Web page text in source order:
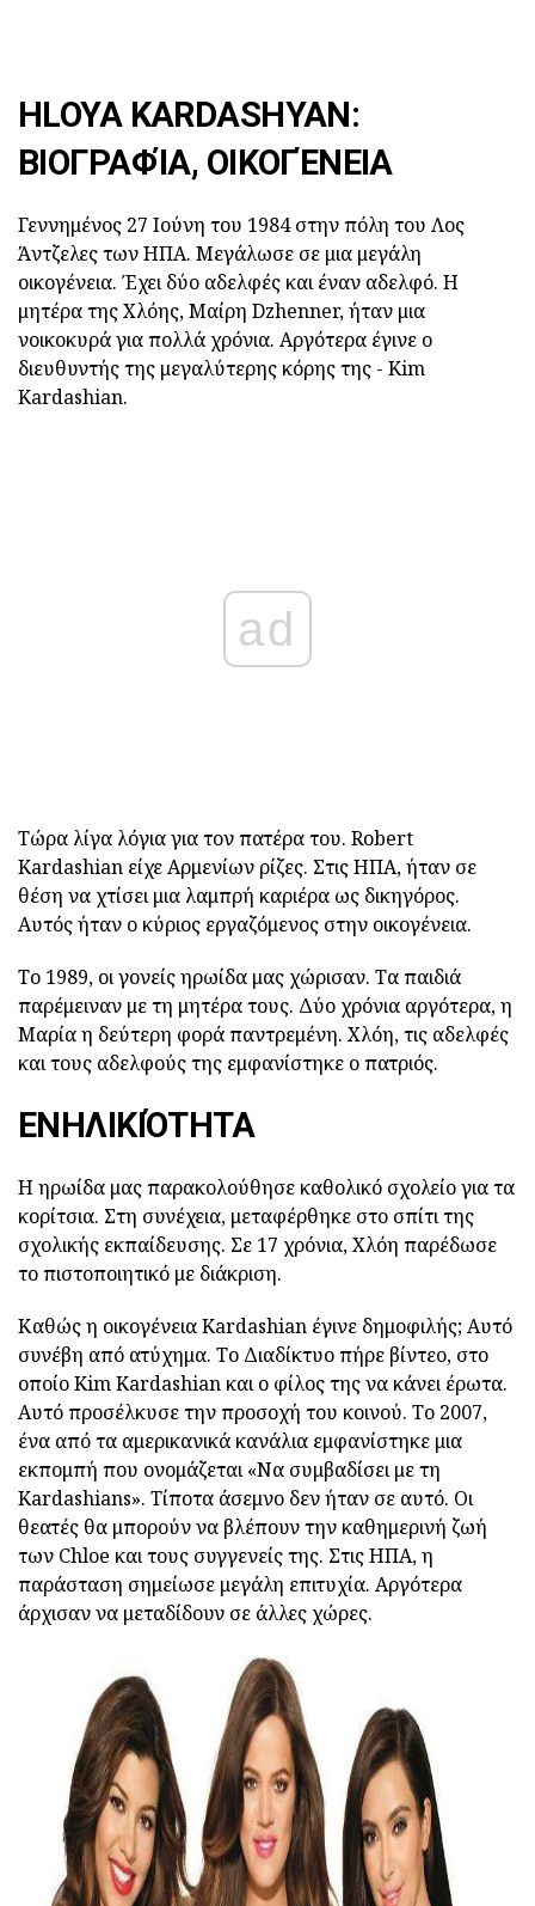
HLOYA KARDASHYAN:
ΒΙΟΓΡΑΦΊΑ, ΟΙΚΟΓΈΝΕΙΑ
Γεννημένος 27 Ιούνη του 1984 στην πόλη του Λος
Άντζελες των ΗΠΑ. Μεγάλωσε σε μια μεγάλη
οικογένεια. Έχει δύο αδελφές και έναν αδελφό. Η
μητέρα της Χλόης, Μαίρη Dzhenner, ήταν μια
νοικοκυρά για πολλά χρόνια. Αργότερα έγινε ο
διευθυντής της μεγαλύτερης κόρης της - Kim
Kardashian.
ad
Τώρα λίγα λόγια για τον πατέρα του. Robert
Kardashian είχε Αρμενίων ρίζες. Στις ΗΠΑ, ήταν σε
θέση να χτίσει μια λαμπρή καριέρα ως δικηγόρος.
Αυτός ήταν ο κύριος εργαζόμενος στην οικογένεια.
Το 1989, οι γονείς ηρωίδα μας χώρισαν. Τα παιδιά
παρέμειναν με τη μητέρα τους. Δύο χρόνια αργότερα, η
Μαρία η δεύτερη φορά παντρεμένη. Χλόη, τις αδελφές
και τους αδελφούς της εμφανίστηκε ο πατριός.
ΕΝΗΛΙΚΙΌΤΗΤΑ
Η ηρωίδα μας παρακολούθησε καθολικό σχολείο για τα
κορίτσια. Στη συνέχεια, μεταφέρθηκε στο σπίτι της
σχολικής εκπαίδευσης. Σε 17 χρόνια, Χλόη παρέδωσε
το πιστοποιητικό με διάκριση.
Καθώς η οικογένεια Kardashian έγινε δημοφιλής; Αυτό
συνέβη από ατύχημα. Το Διαδίκτυο πήρε βίντεο, στο
οποίο Kim Kardashian και ο φίλος της να κάνει έρωτα.
Αυτό προσέλκυσε την προσοχή του κοινού. Το 2007,
ένα από τα αμερικανικά κανάλια εμφανίστηκε μια
εκπομπή που ονομάζεται «Να συμβαδίσει με τη
Kardashians». Τίποτα άσεμνο δεν ήταν σε αυτό. Οι
θεατές θα μπορούν να βλέπουν την καθημερινή ζωή
των Chloe και τους συγγενείς της. Στις ΗΠΑ, η
παράσταση σημείωσε μεγάλη επιτυχία. Αργότερα
άρχισαν να μεταδίδουν σε άλλες χώρες.